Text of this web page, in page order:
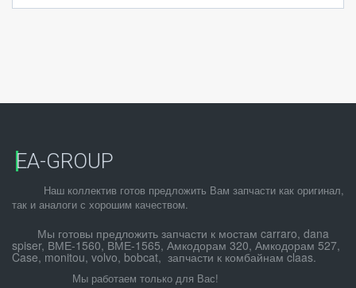
EA-GROUP
Наш коллектив готов предложить Вам запчасти как оригинал,
так и аналоги с хорошим качеством.
spiser, ВМЕ-1560, ВМЕ-1565, Амкодорам 320, Амкодорам 527,
Case, monitou, volvo, bobcat,  запчасти к комбайнам claas.
                   Мы работаем только для Вас!